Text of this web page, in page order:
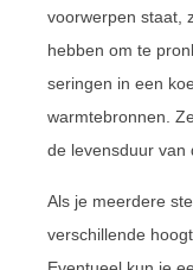
voorwerpen staat,
hebben om te
seringen in een
warmtebronnen.
de levensduur van
Als je meerdere
verschillende